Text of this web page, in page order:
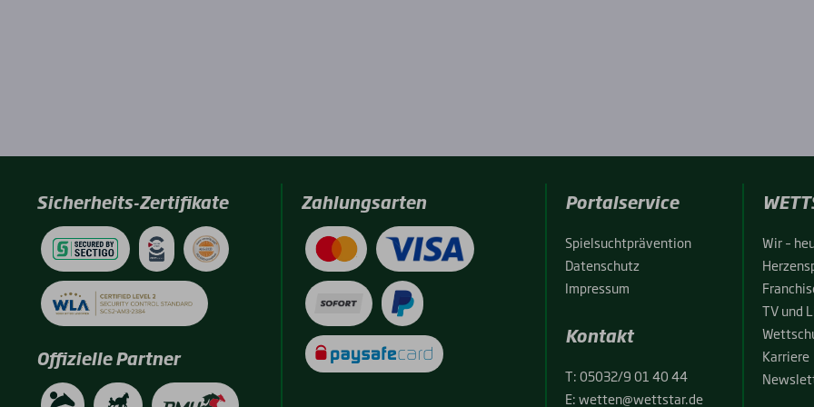
Sicherheits-Zertifikate
Offizielle Partner
Zahlungsarten Portalservice
Spiel­sucht­prä­ven­ti­on
Daten­schutz
Impres­sum
Kontakt
T:05032/9 01 40 44
E:wetten@wettstar.de
Wir –
TV und
Kar­rie­re